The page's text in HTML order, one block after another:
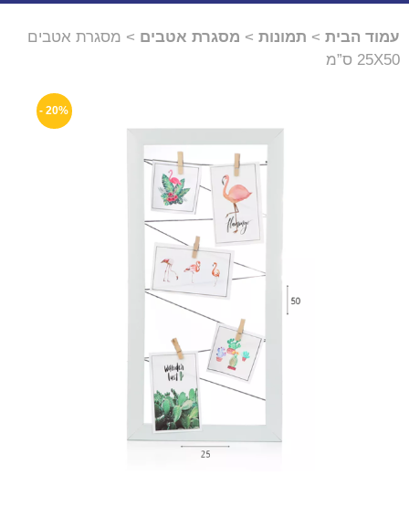
עמוד הבית > תמונות > מסגרת אטבים > מסגרת אטבים
25X50 ס”מ
20% -